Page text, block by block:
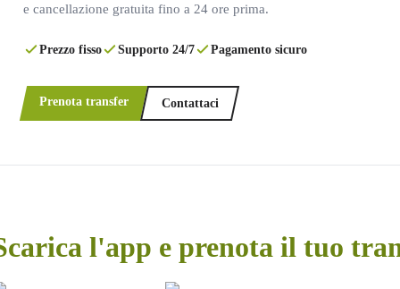
e cancellazione gratuita fino a 24 ore prima.
Prezzo fisso Supporto 24/7 Pagamento sicuro
Prenota transfer Contattaci
l'app e prenota il tuo